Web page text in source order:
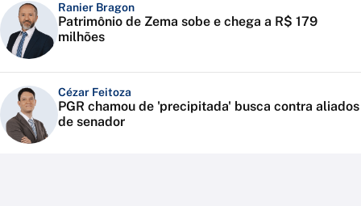
Ranier Bragon
Patrimônio de Zema sobe e chega a R$ 179
milhões
Cézar Feitoza
PGR chamou de 'precipitada' busca contra aliados
de senador